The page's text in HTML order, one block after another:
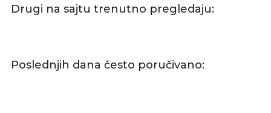
Drugi na sajtu trenutno pregledaju:
Poslednjih dana često poručivano: